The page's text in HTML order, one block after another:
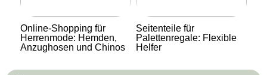
Online-Shopping für
Herrenmode: Hemden,
Anzughosen und Chinos
Seitenteile für
Palettenregale: Flexible
Helfer